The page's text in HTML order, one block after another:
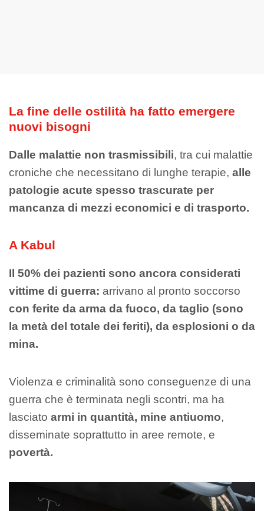
La fine delle ostilità ha fatto emergere
nuovi bisogni
Dalle malattie non trasmissibili, tra cui malattie
croniche che necessitano di lunghe terapie, alle
patologie acute spesso trascurate per
mancanza di mezzi economici e di trasporto.
A Kabul
Il 50% dei pazienti sono ancora considerati
vittime di guerra: arrivano al pronto soccorso
con ferite da arma da fuoco, da taglio (sono
la metà del totale dei feriti), da esplosioni o da
mina.
Violenza e criminalità sono conseguenze di una
guerra che è terminata negli scontri, ma ha
lasciato armi in quantità, mine antiuomo,
disseminate soprattutto in aree remote, e
povertà.